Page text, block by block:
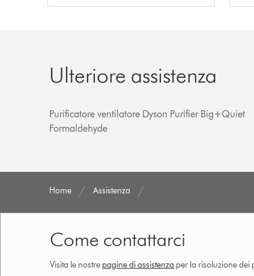
Ulteriore assistenza
Purificatore ventilatore Dyson Purifier Big+Quiet
Formaldehyde
Home Assistenza
Come contattarci
Visita le nostre pagine di assistenza per la risoluzione dei